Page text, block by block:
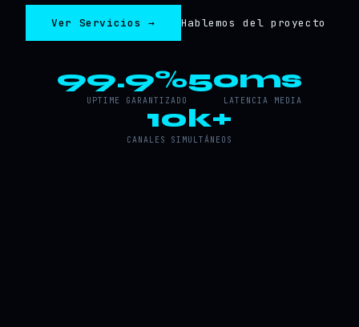
Ver Servicios → Hablemos del proyecto
99.9%
UPTIME GARANTIZADO
50ms
LATENCIA MEDIA
10k+
CANALES SIMULTÁNEOS